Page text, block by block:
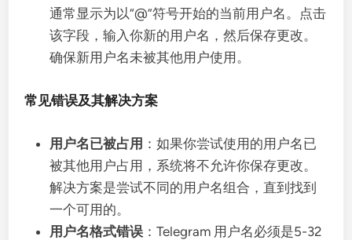
通常显示为以“@”符号开始的当前用户名。点击
该字段，输入你新的用户名，然后保存更改。
确保新用户名未被其他用户使用。
常见错误及其解决方案
用户名已被占用 ：如果你尝试使用的用户名已
被其他用户占用，系统将不允许你保存更改。
解决方案是尝试不同的用户名组合，直到找到
一个可用的。
用户名格式错误 ：Telegram 用户名必须是5-32